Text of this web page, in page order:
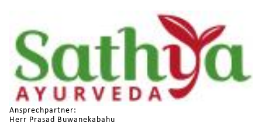
Ansprechpartner:
Herr Prasad Buwanekabahu